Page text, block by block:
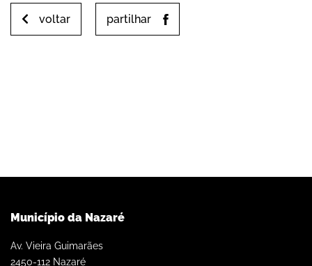
voltar partilhar
Município da Nazaré
Av. Vieira Guimarães
2450-112 Nazaré